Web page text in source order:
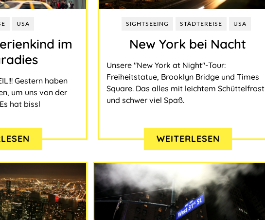
USA
im
Gestern haben
um uns von der
hat bissl
SIGHTSEEING STÄDTEREISE USA
New York bei Nacht
Unsere "New York at Night"-Tour:
Freiheitstatue, Brooklyn Bridge und Times
Square. Das alles mit leichtem Schüttelfrost
und schwer viel Spaß.
WEITERLESEN